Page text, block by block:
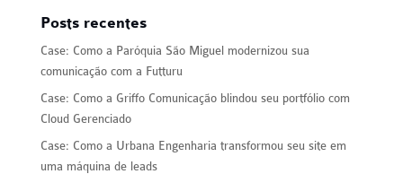
Posts recentes
Case: Como a Paróquia São Miguel modernizou sua
comunicação com a Futturu
Case: Como a Griffo Comunicação blindou seu portfólio com
Cloud Gerenciado
Case: Como a Urbana Engenharia transformou seu site em
uma máquina de leads